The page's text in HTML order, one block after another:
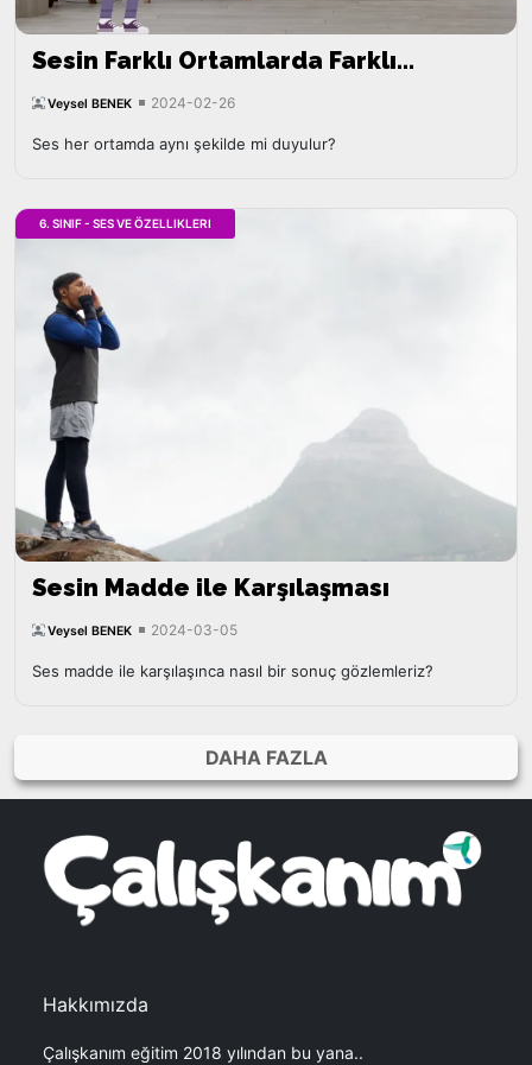
Sesin Farklı Ortamlarda Farklı
Veysel BENEK 2024-02-26
Ses her ortamda aynı şekilde mi duyulur?
Sesin Madde ile Karşılaşması
Veysel BENEK 2024-03-05
Ses madde ile karşılaşınca nasıl bir sonuç gözlemleriz?
6. SINIF - SES VE ÖZELLIKLERI
DAHA FAZLA
Hakkımızda
Çalışkanım eğitim 2018 yılından bu yana..